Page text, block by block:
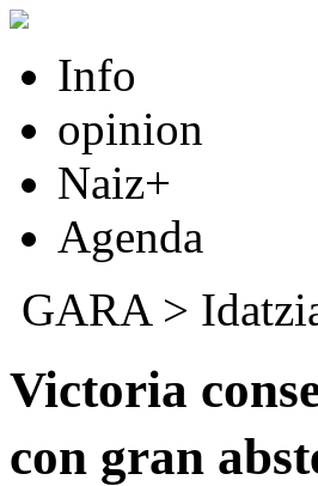
Info
opinion
Naiz+
Agenda
GARA>
Victoria
con gran